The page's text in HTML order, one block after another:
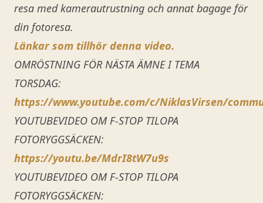
resa med kamerautrustning och annat bagage för
din fotoresa.
Länkar som tillhör denna video.
OMRÖSTNING FÖR NÄSTA ÄMNE I TEMA
TORSDAG:
https://www.youtube.com/c/NiklasVirsen/
YOUTUBEVIDEO OM F-STOP TILOPA
FOTORYGGSÄCKEN:
https://youtu.be/MdrI8tW7u9s
YOUTUBEVIDEO OM F-STOP TILOPA
FOTORYGGSÄCKEN: